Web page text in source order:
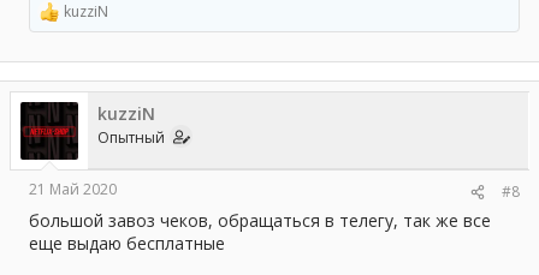
Р
е
а
к
ц
и
и
:
kuzziN
kuzziN
Опытный
21 Май 2020 #8
большой завоз чеков, обращаться в телегу, так же все
еще выдаю бесплатные